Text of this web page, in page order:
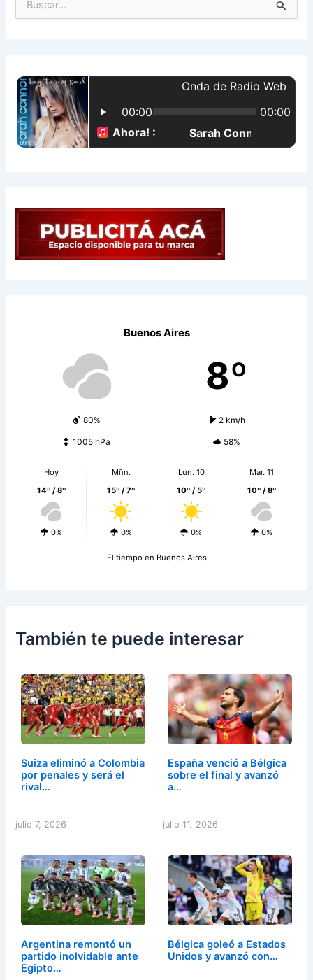
p
o
:
Buenos Aires
8º
80% 2 km/h
1005 hPa 58%
Hoy
14º / 8º
0%
Mñn.
15º / 7º
0%
Lun. 10
10º / 5º
0%
Mar. 11
10º / 8º
0%
El tiempo en Buenos Aires
También te puede interesar
Suiza eliminó a Colombia
por penales y será el
rival…
julio 7, 2026
España venció a Bélgica
sobre el final y avanzó
a…
julio 11, 2026
Argentina remontó un
partido inolvidable ante
Egipto…
Bélgica goleó a Estados
Unidos y avanzó con…